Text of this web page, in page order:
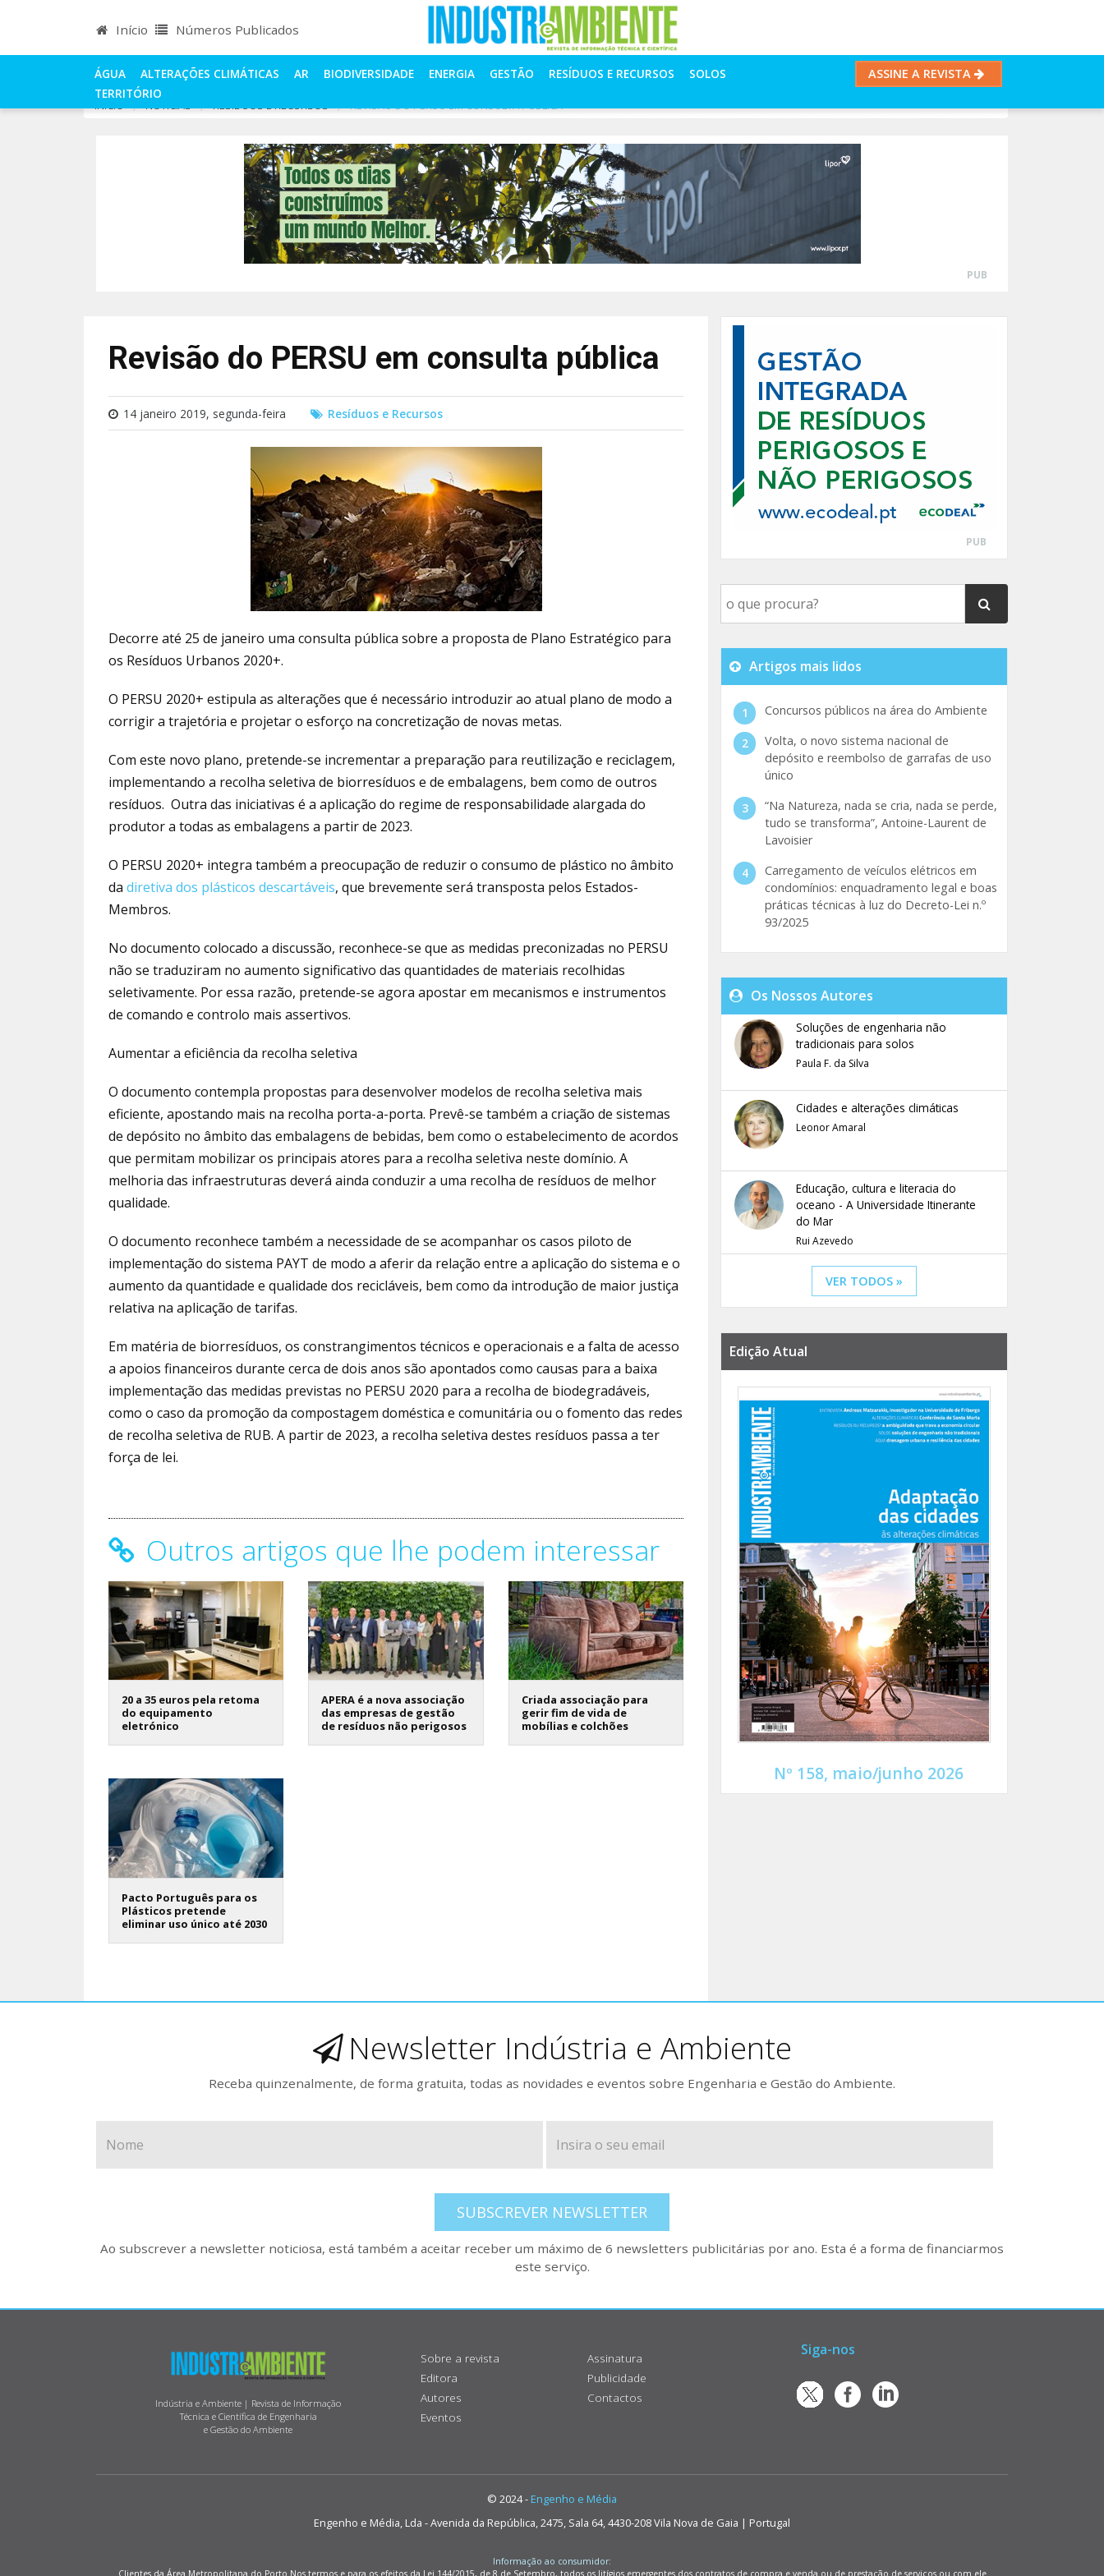
Início Números Publicados
ÁGUA ALTERAÇÕES CLIMÁTICAS AR BIODIVERSIDADE ENERGIA GESTÃO RESÍDUOS E RECURSOS
SOLOS
TERRITÓRIO
ASSINE A REVISTA
INÍCIO NOTÍCIAS RESÍDUOS E RECURSOS REVISÃO DO PERSU EM CONSULTA PÚBLICA
PUB
Revisão do PERSU em consulta pública
14 janeiro 2019, segunda-feira Resíduos e Recursos
Decorre até 25 de janeiro uma consulta pública sobre a proposta de Plano Estratégico para
os Resíduos Urbanos 2020+.
O PERSU 2020+ estipula as alterações que é necessário introduzir ao atual plano de modo a
corrigir a trajetória e projetar o esforço na concretização de novas metas.
Com este novo plano, pretende-se incrementar a preparação para reutilização e reciclagem,
implementando a recolha seletiva de biorresíduos e de embalagens, bem como de outros
resíduos. Outra das iniciativas é a aplicação do regime de responsabilidade alargada do
produtor a todas as embalagens a partir de 2023.
O PERSU 2020+ integra também a preocupação de reduzir o consumo de plástico no âmbito
da diretiva dos plásticos descartáveis, que brevemente será transposta pelos Estados-
Membros.
No documento colocado a discussão, reconhece-se que as medidas preconizadas no PERSU
não se traduziram no aumento significativo das quantidades de materiais recolhidas
seletivamente. Por essa razão, pretende-se agora apostar em mecanismos e instrumentos
de comando e controlo mais assertivos.
Aumentar a eficiência da recolha seletiva
O documento contempla propostas para desenvolver modelos de recolha seletiva mais
eficiente, apostando mais na recolha porta-a-porta. Prevê-se também a criação de sistemas
de depósito no âmbito das embalagens de bebidas, bem como o estabelecimento de acordos
que permitam mobilizar os principais atores para a recolha seletiva neste domínio. A
melhoria das infraestruturas deverá ainda conduzir a uma recolha de resíduos de melhor
qualidade.
O documento reconhece também a necessidade de se acompanhar os casos piloto de
implementação do sistema PAYT de modo a aferir da relação entre a aplicação do sistema e o
aumento da quantidade e qualidade dos recicláveis, bem como da introdução de maior justiça
relativa na aplicação de tarifas.
Em matéria de biorresíduos, os constrangimentos técnicos e operacionais e a falta de acesso
a apoios financeiros durante cerca de dois anos são apontados como causas para a baixa
implementação das medidas previstas no PERSU 2020 para a recolha de biodegradáveis,
como o caso da promoção da compostagem doméstica e comunitária ou o fomento das redes
de recolha seletiva de RUB. A partir de 2023, a recolha seletiva destes resíduos passa a ter
força de lei.
Outros artigos que lhe podem interessar
20 a 35 euros pela retoma
do equipamento
eletrónico
APERA é a nova associação
das empresas de gestão
de resíduos não perigosos
Criada associação para
gerir fim de vida de
mobílias e colchões
Pacto Português para os
Plásticos pretende
eliminar uso único até 2030
PUB
Artigos mais lidos
Concursos públicos na área do Ambiente
Volta, o novo sistema nacional de
depósito e reembolso de garrafas de uso
único
“Na Natureza, nada se cria, nada se perde,
tudo se transforma”, Antoine-Laurent de
Lavoisier
Carregamento de veículos elétricos em
condomínios: enquadramento legal e boas
práticas técnicas à luz do Decreto-Lei n.º
93/2025
Os Nossos Autores
Soluções de engenharia não
tradicionais para solos
Paula F. da Silva
Cidades e alterações climáticas
Leonor Amaral
Educação, cultura e literacia do
oceano - A Universidade Itinerante
do Mar
Rui Azevedo
VER TODOS »
Edição Atual
Nº 158, maio/junho 2026
Newsletter Indústria e Ambiente
Receba quinzenalmente, de forma gratuita, todas as novidades e eventos sobre Engenharia e Gestão do Ambiente.
SUBSCREVER NEWSLETTER
Ao subscrever a newsletter noticiosa, está também a aceitar receber um máximo de 6 newsletters publicitárias por ano. Esta é a forma de financiarmos
este serviço.
Indústria e Ambiente | Revista de Informação
Técnica e Científica de Engenharia
e Gestão do Ambiente
Sobre a revista
Editora
Autores
Eventos
Assinatura
Publicidade
Contactos
Siga-nos
© 2024 - Engenho e Média
Engenho e Média, Lda - Avenida da República, 2475, Sala 64, 4430-208 Vila Nova de Gaia | Portugal
Informação ao consumidor:
Clientes da Área Metropolitana do Porto Nos termos e para os efeitos da Lei 144/2015, de 8 de Setembro, todos os litígios emergentes dos contratos de compra e venda ou de prestação de serviços ou com ele